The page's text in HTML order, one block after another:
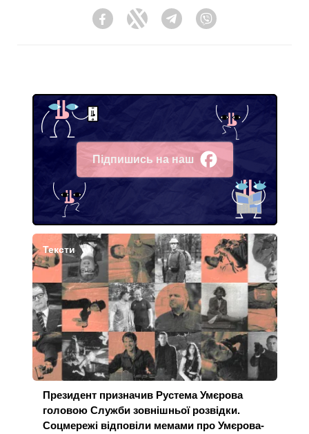
FacebookTwitter Telegram
Підпишись на наш
Facebook
Тексти
Президент призначив Рустема Умєрова
головою Служби зовнішньої розвідки.
Соцмережі відповіли мемами про Умєрова-